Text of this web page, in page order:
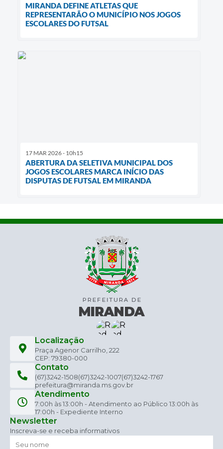
MIRANDA DEFINE ATLETAS QUE
REPRESENTARÃO O MUNICÍPIO NOS JOGOS
ESCOLARES DO FUTSAL
17 MAR 2026 - 10h15
ABERTURA DA SELETIVA MUNICIPAL DOS
JOGOS ESCOLARES MARCA INÍCIO DAS
DISPUTAS DE FUTSAL EM MIRANDA
Localização
Praça Agenor Carrilho, 222
CEP: 79380-000
Contato
(67)3242-1508(67)3242-1007(67)3242-1767
prefeitura@miranda.ms.gov.br
Atendimento
7:00h às 13:00h - Atendimento ao Público 13:00h às
17:00h - Expediente Interno
Newsletter
Inscreva-se e receba informativos